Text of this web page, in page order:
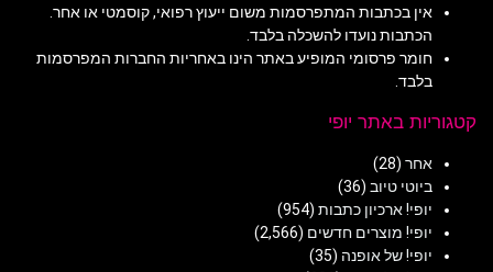
אין בכתבות המתפרסמות משום ייעוץ רפואי, קוסמטי או אחר.
הכתבות נועדו להשכלה בלבד.
חומר פרסומי המופיע באתר הינו באחריות החברות המפרסמות
בלבד.
קטגוריות באתר יופי
אחר (28)
ביוטי טיוב (36)
יופי! ארכיון כתבות (954)
יופי! מוצרים חדשים (2,566)
יופי! של אופנה (35)